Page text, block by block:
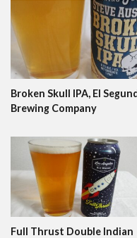
Broken Skull IPA, El
Brewing Company
Full Thrust Double Indian